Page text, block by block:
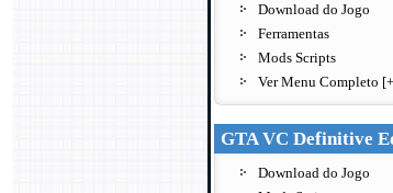
Download do Jogo
Ferramentas
Mods Scripts
Ver Menu Completo
GTA VC Definitive
Download do Jogo